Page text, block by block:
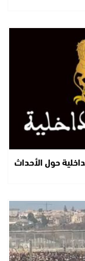
حول الأحداث